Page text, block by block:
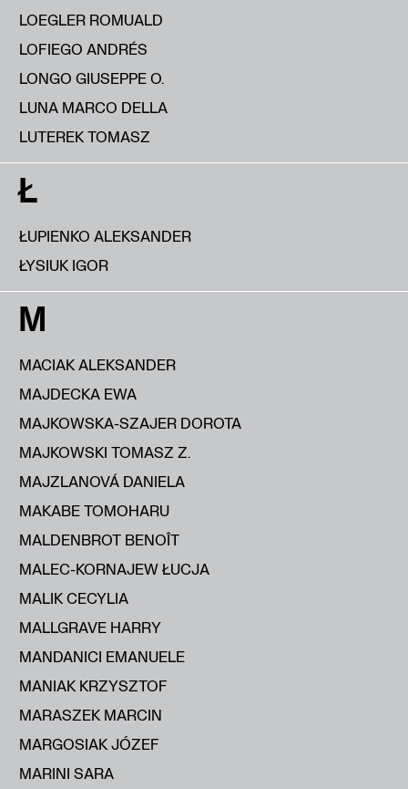
LOEGLER ROMUALD
LOFIEGO ANDRÉS
LONGO GIUSEPPE O.
LUNA MARCO DELLA
LUTEREK TOMASZ
Ł
ŁUPIENKO ALEKSANDER
ŁYSIUK IGOR
M
MACIAK ALEKSANDER
MAJDECKA EWA
MAJKOWSKA-SZAJER DOROTA
MAJKOWSKI TOMASZ Z.
MAJZLANOVÁ DANIELA
MAKABE TOMOHARU
MALDENBROT BENOÎT
MALEC-KORNAJEW ŁUCJA
MALIK CECYLIA
MALLGRAVE HARRY
MANDANICI EMANUELE
MANIAK KRZYSZTOF
MARASZEK MARCIN
MARGOSIAK JÓZEF
MARINI SARA